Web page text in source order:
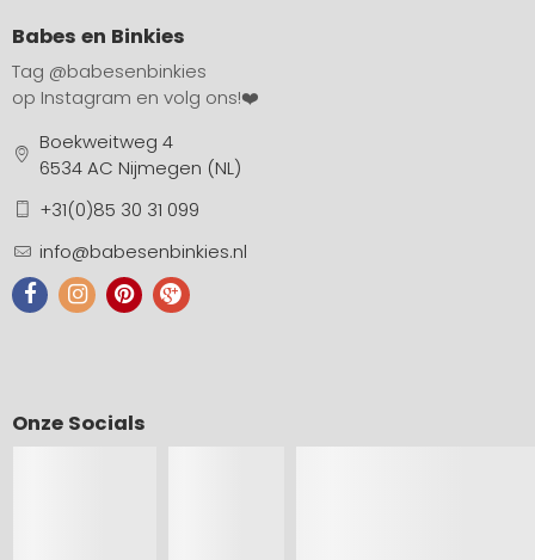
Babes en Binkies
Tag @babesenbinkies
op Instagram en volg ons!❤️
Boekweitweg 4
6534 AC Nijmegen (NL)
+31(0)85 30 31 099
info@babesenbinkies.nl
Onze Socials